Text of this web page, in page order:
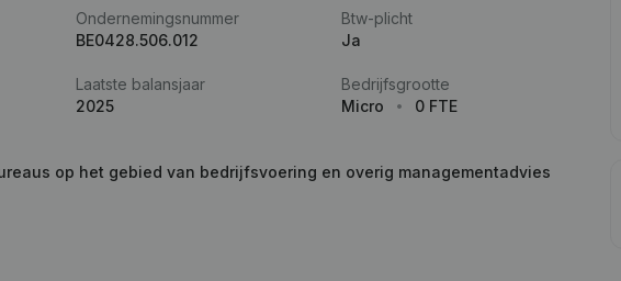
Ondernemingsnummer
BE0428.506.012
Btw-plicht
Ja
Laatste balansjaar
2025
Bedrijfsgrootte
Micro
0 FTE
op het gebied van bedrijfsvoering en overig managementadvies